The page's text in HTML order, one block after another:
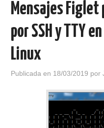
POLÍTICA DE PRIVACIDAD
Mensajes Figlet
por SSH y TTY
Linux
Publicada en 18/03/2019 por